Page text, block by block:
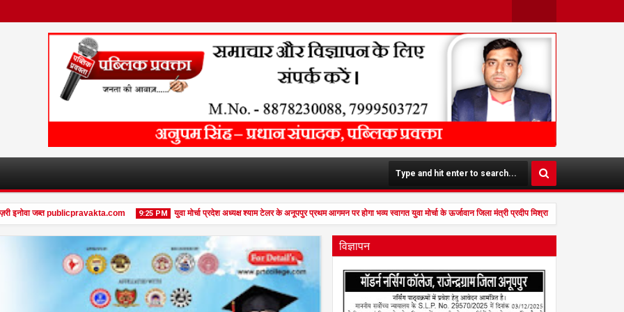
Twit
Face
Boo
K
जब्त publicpravakta.com 9:25 PM
Feb
युवा मोर्चा प्रदेश अध्यक्ष श्याम टेलर के अनूपपुर प्रथम आगमन पर होगा भव्य स्वागत युवा मोर्चा के ऊर्जावान जिला मंत्री प्रदीप मिश्रा ने सभी युवाओं से
विज्ञापन